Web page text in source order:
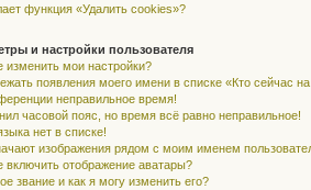
функция «Удалить cookies»?
и настройки пользователя
изменить мои настройки?
появления моего имени в списке «Кто сейчас
неправильное время!
часовой пояс, но время всё равно неправильное!
нет в списке!
изображения рядом с моим именем
включить отображение аватары?
звание и как я могу изменить его?